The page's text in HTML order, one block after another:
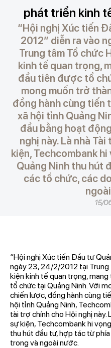
phát triển kinh
“Hội nghị Xúc tiến
2012” diễn ra vào
Trung tâm Tổ chức
kinh tế quan trọng,
đầu tiên được tổ
mong muốn trở
đồng hành cùng tiến
xã hội tỉnh Quảng
đầu bằng hoạt
nghị này. Là nhà
kiện, Techcombank
Quảng Ninh thu hút
các tổ chức, các
15/
“Hội nghị Xúc tiến Đầu tư
ngày 23, 24/2/2012 tại Trung
kiện kinh tế quan trọng,
tổ chức tại Quảng Ninh. Với
chiến lược, đồng hành cùng
hội tỉnh Quảng Ninh,
tài trợ chính cho Hội nghị này.
sự kiện, Techcombank hi
thu hút đầu tư, hợp tác từ
trong và ngoài nước.